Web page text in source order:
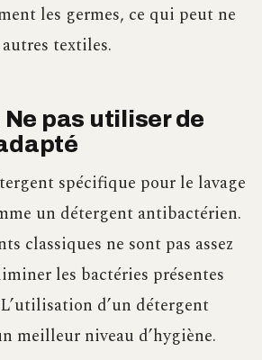
les germes, ce qui peut ne
textiles.
Ne pas utiliser de
spécifique pour le lavage
un détergent antibactérien.
classiques ne sont pas assez
les bactéries présentes
d’un détergent
meilleur niveau d’hygiène.